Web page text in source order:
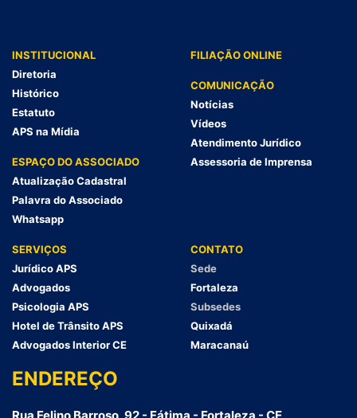
INSTITUCIONAL
Diretoria
Histórico
Estatuto
APS na Mídia
ESPAÇO DO ASSOCIADO
Atualização Cadastral
Palavra do Associado
Whatsapp
FILIAÇÃO ONLINE
COMUNICAÇÃO
Notícias
Vídeos
Atendimento Jurídico
Assessoria de Imprensa
SERVIÇOS
Jurídico APS
Advogados
Psicologia APS
Hotel de Trânsito APS
Advogados Interior CE
CONTATO
Sede
Fortaleza
Subsedes
Quixadá
Maracanaú
ENDEREÇO
Rua Felino Barroso, 92 - Fátima - Fortaleza - CE